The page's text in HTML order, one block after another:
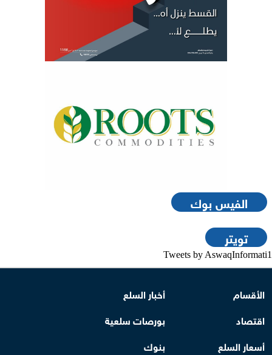
الفيس بوك
تويتر
Tweets by AswaqInformati1
الأقسام
أخبار السلع
اقتصاد
بورصات سلعية
أسعار السلع
بنوك